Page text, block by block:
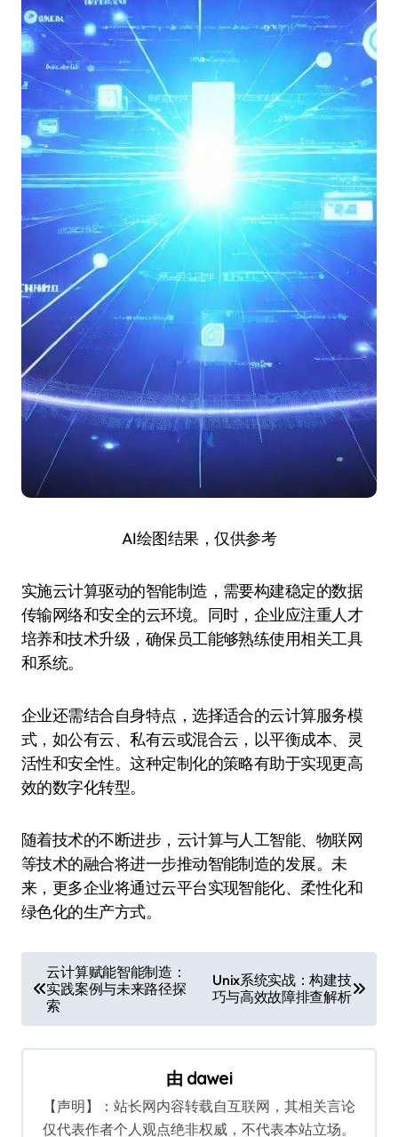
AI绘图结果，仅供参考
实施云计算驱动的智能制造，需要构建稳定的数据
传输网络和安全的云环境。同时，企业应注重人才
培养和技术升级，确保员工能够熟练使用相关工具
和系统。
企业还需结合自身特点，选择适合的云计算服务模
式，如公有云、私有云或混合云，以平衡成本、灵
活性和安全性。这种定制化的策略有助于实现更高
效的数字化转型。
随着技术的不断进步，云计算与人工智能、物联网
等技术的融合将进一步推动智能制造的发展。未
来，更多企业将通过云平台实现智能化、柔性化和
绿色化的生产方式。
章
导
航
云计算赋能智能制造：
实践案例与未来路径探
索
Unix系统实战：构建技
巧与高效故障排查解析
由 dawei
【声明】：站长网内容转载自互联网，其相关言论
仅代表作者个人观点绝非权威，不代表本站立场。